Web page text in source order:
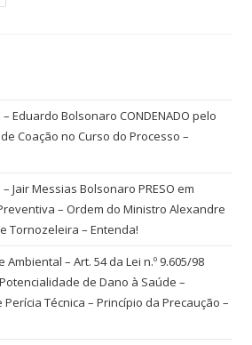
– Eduardo Bolsonaro CONDENADO pelo
Coação no Curso do Processo –
– Jair Messias Bolsonaro PRESO em
– Ordem do Ministro Alexandre
Tornozeleira – Entenda!
Ambiental – Art. 54 da Lei n.º 9.605/98
de Dano à Saúde –
Técnica – Princípio da Precaução –